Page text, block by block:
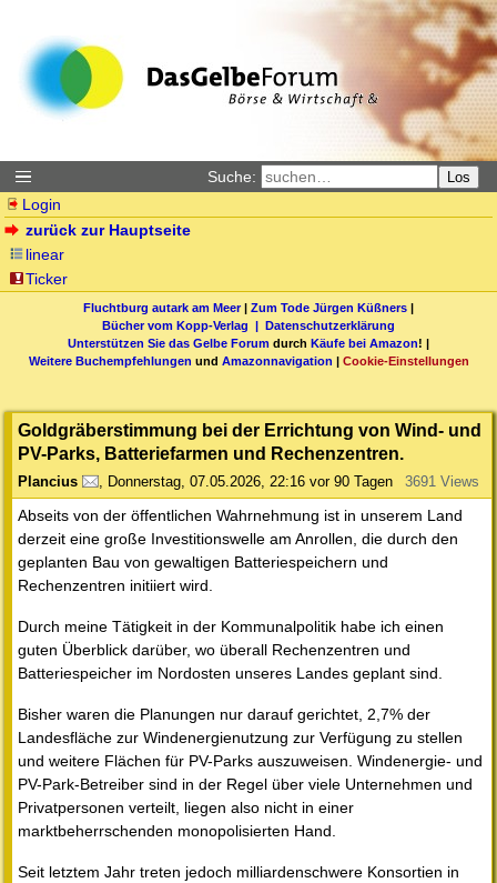
Suche: Los
Login
zurück zur Hauptseite
linear
Ticker
Fluchtburg autark am Meer| Zum Tode Jürgen Küßners |
Bücher vom Kopp-Verlag | Datenschutzerklärung
Unterstützen Sie das Gelbe Forum durch Käufe bei Amazon! |
Weitere Buchempfehlungen und Amazonnavigation | Cookie-Einstellungen
Goldgräberstimmung bei der Errichtung von Wind- und
PV-Parks, Batteriefarmen und Rechenzentren.
Plancius , Donnerstag, 07.05.2026, 22:16 vor 90 Tagen 3691 Views
Abseits von der öffentlichen Wahrnehmung ist in unserem Land
derzeit eine große Investitionswelle am Anrollen, die durch den
geplanten Bau von gewaltigen Batteriespeichern und
Rechenzentren initiiert wird.
Durch meine Tätigkeit in der Kommunalpolitik habe ich einen
guten Überblick darüber, wo überall Rechenzentren und
Batteriespeicher im Nordosten unseres Landes geplant sind.
Bisher waren die Planungen nur darauf gerichtet, 2,7% der
Landesfläche zur Windenergienutzung zur Verfügung zu stellen
und weitere Flächen für PV-Parks auszuweisen. Windenergie- und
PV-Park-Betreiber sind in der Regel über viele Unternehmen und
Privatpersonen verteilt, liegen also nicht in einer
marktbeherrschenden monopolisierten Hand.
Seit letztem Jahr treten jedoch milliardenschwere Konsortien in